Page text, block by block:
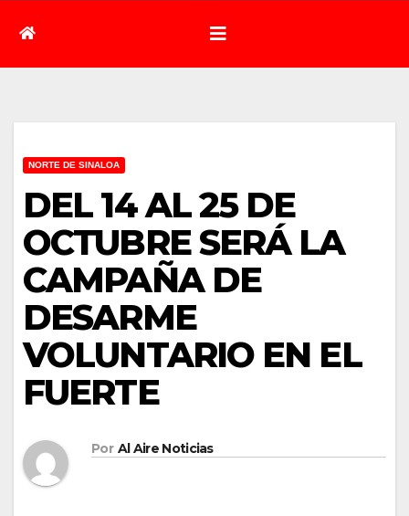
NORTE DE SINALOA
DEL 14 AL 25 DE
OCTUBRE SERÁ LA
CAMPAÑA DE
DESARME
VOLUNTARIO EN EL
FUERTE
Por Al Aire Noticias